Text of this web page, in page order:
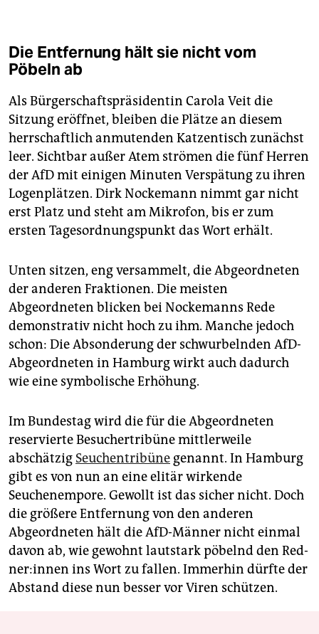
Die Entfernung hält sie nicht vom
Pöbeln ab
Als Bürgerschaftspräsidentin Carola Veit die
Sitzung eröffnet, bleiben die Plätze an diesem
herrschaftlich anmutenden Katzentisch zunächst
leer. Sichtbar außer Atem strömen die fünf Herren
der AfD mit einigen Minuten Verspätung zu ihren
Logenplätzen. Dirk Nockemann nimmt gar nicht
erst Platz und steht am Mikrofon, bis er zum
ersten Tagesordnungspunkt das Wort erhält.
Unten sitzen, eng versammelt, die Abgeordneten
der anderen Fraktionen. Die meisten
Abgeordneten blicken bei Nockemanns Rede
demonstrativ nicht hoch zu ihm. Manche jedoch
schon: Die Absonderung der schwurbelnden AfD-
Abgeordneten in Hamburg wirkt auch dadurch
wie eine symbolische Erhöhung.
Im Bundestag wird die für die Abgeordneten
reservierte Besuchertribüne mittlerweile
abschätzig Seuchentribüne genannt. In Hamburg
gibt es von nun an eine elitär wirkende
Seuchenempore. Gewollt ist das sicher nicht. Doch
die größere Entfernung von den anderen
Abgeordneten hält die AfD-Männer nicht einmal
davon ab, wie gewohnt lautstark pöbelnd den Red­
ne­r:in­nen ins Wort zu fallen. Immerhin dürfte der
Abstand diese nun besser vor Viren schützen.